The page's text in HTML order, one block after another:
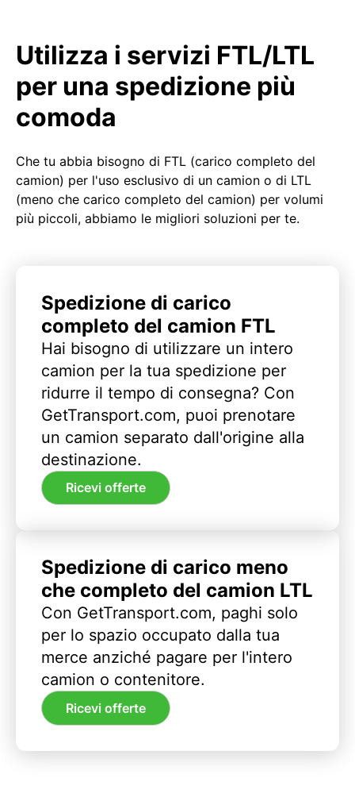
Utilizza i servizi FTL/LTL
per una spedizione più
comoda
Che tu abbia bisogno di FTL (carico completo del
camion) per l'uso esclusivo di un camion o di LTL
(meno che carico completo del camion) per volumi
più piccoli, abbiamo le migliori soluzioni per te.
Spedizione di carico
completo del camion FTL
Hai bisogno di utilizzare un intero
camion per la tua spedizione per
ridurre il tempo di consegna? Con
GetTransport.com, puoi prenotare
un camion separato dall'origine alla
destinazione.
Ricevi offerte
Spedizione di carico meno
che completo del camion LTL
Con GetTransport.com, paghi solo
per lo spazio occupato dalla tua
merce anziché pagare per l'intero
camion o contenitore.
Ricevi offerte